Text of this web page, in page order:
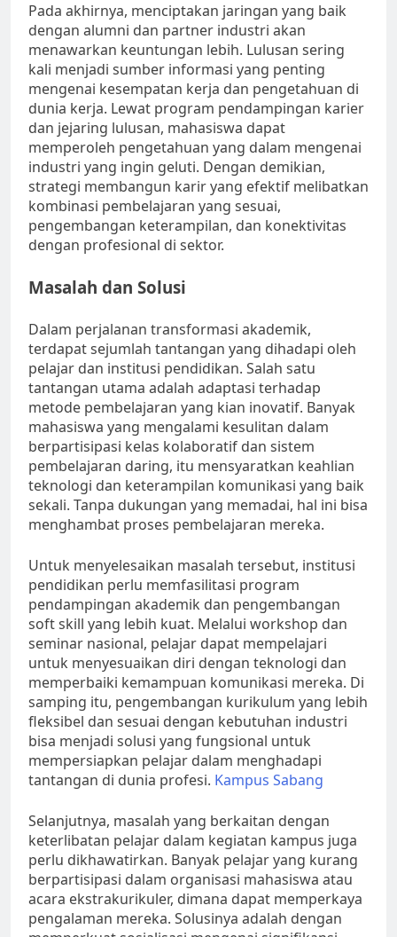
Pada akhirnya, menciptakan jaringan yang baik
dengan alumni dan partner industri akan
menawarkan keuntungan lebih. Lulusan sering
kali menjadi sumber informasi yang penting
mengenai kesempatan kerja dan pengetahuan di
dunia kerja. Lewat program pendampingan karier
dan jejaring lulusan, mahasiswa dapat
memperoleh pengetahuan yang dalam mengenai
industri yang ingin geluti. Dengan demikian,
strategi membangun karir yang efektif melibatkan
kombinasi pembelajaran yang sesuai,
pengembangan keterampilan, dan konektivitas
dengan profesional di sektor.
Masalah dan Solusi
Dalam perjalanan transformasi akademik,
terdapat sejumlah tantangan yang dihadapi oleh
pelajar dan institusi pendidikan. Salah satu
tantangan utama adalah adaptasi terhadap
metode pembelajaran yang kian inovatif. Banyak
mahasiswa yang mengalami kesulitan dalam
berpartisipasi kelas kolaboratif dan sistem
pembelajaran daring, itu mensyaratkan keahlian
teknologi dan keterampilan komunikasi yang baik
sekali. Tanpa dukungan yang memadai, hal ini bisa
menghambat proses pembelajaran mereka.
Untuk menyelesaikan masalah tersebut, institusi
pendidikan perlu memfasilitasi program
pendampingan akademik dan pengembangan
soft skill yang lebih kuat. Melalui workshop dan
seminar nasional, pelajar dapat mempelajari
untuk menyesuaikan diri dengan teknologi dan
memperbaiki kemampuan komunikasi mereka. Di
samping itu, pengembangan kurikulum yang lebih
fleksibel dan sesuai dengan kebutuhan industri
bisa menjadi solusi yang fungsional untuk
mempersiapkan pelajar dalam menghadapi
tantangan di dunia profesi. Kampus Sabang
Selanjutnya, masalah yang berkaitan dengan
keterlibatan pelajar dalam kegiatan kampus juga
perlu dikhawatirkan. Banyak pelajar yang kurang
berpartisipasi dalam organisasi mahasiswa atau
acara ekstrakurikuler, dimana dapat memperkaya
pengalaman mereka. Solusinya adalah dengan